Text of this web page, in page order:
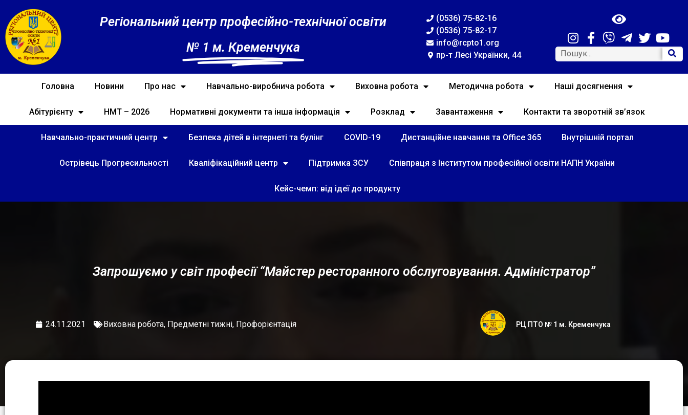
Регіональний центр професійно-технічної освіти
№ 1 м. Кременчука
(0536) 75-82-16
(0536) 75-82-17
info@rcpto1.org
пр-т Лесі Українки, 44
Головна Новини Про нас Навчально-виробнича робота Виховна робота Методична робота Наші досягнення
Абітурієнту НМТ – 2026 Нормативні документи та інша інформація Розклад Завантаження Контакти та зворотній зв’язок
Навчально-практичний центр Безпека дітей в інтернеті та булінг COVID-19 Дистанційне навчання та Office 365 Внутрішній портал
Острівець Прогресильності Кваліфікаційний центр Підтримка ЗСУ Співпраця з Інститутом професійної освіти НАПН України
Кейс-чемп: від ідеї до продукту
Запрошуємо у світ професії “Майстер ресторанного обслуговування. Адміністратор”
24.11.2021 Виховна робота, Предметні тижні, Профорієнтація РЦ ПТО № 1 м. Кременчука